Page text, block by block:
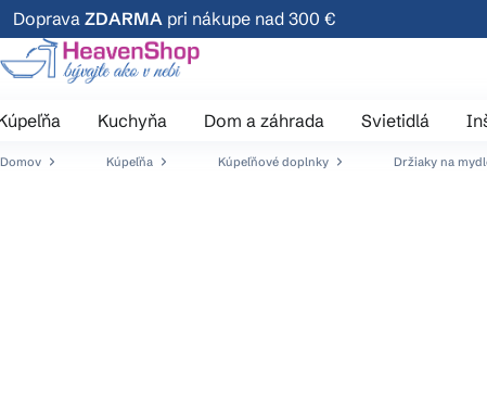
Prejsť
na
obsah
Doprava ZDARMA pri nákupe nad 300 €
Kuchyňa Dom a záhrada Svietidlá
Domov Kúpeľňa Kúpeľňové doplnky Držiaky na